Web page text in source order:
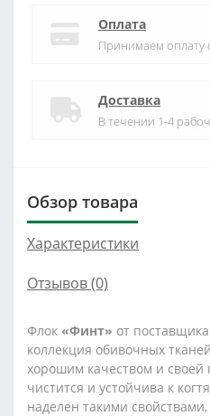
Оплата
Принимаем оплату
Доставка
В течении 1-4
Обзор товара
Характеристики
Отзывов (0)
Флок «Финт» от поставщика
коллекция обивочных
хорошим качеством и своей
чистится и устойчива к
наделен такими